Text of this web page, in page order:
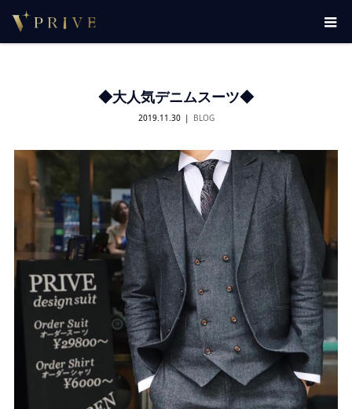
◆大人気デニムスーツ◆
2019.11.30 BLOG